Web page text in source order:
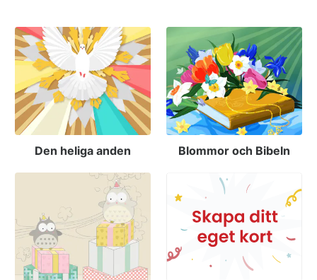
Den heliga anden Blommor och Bibeln